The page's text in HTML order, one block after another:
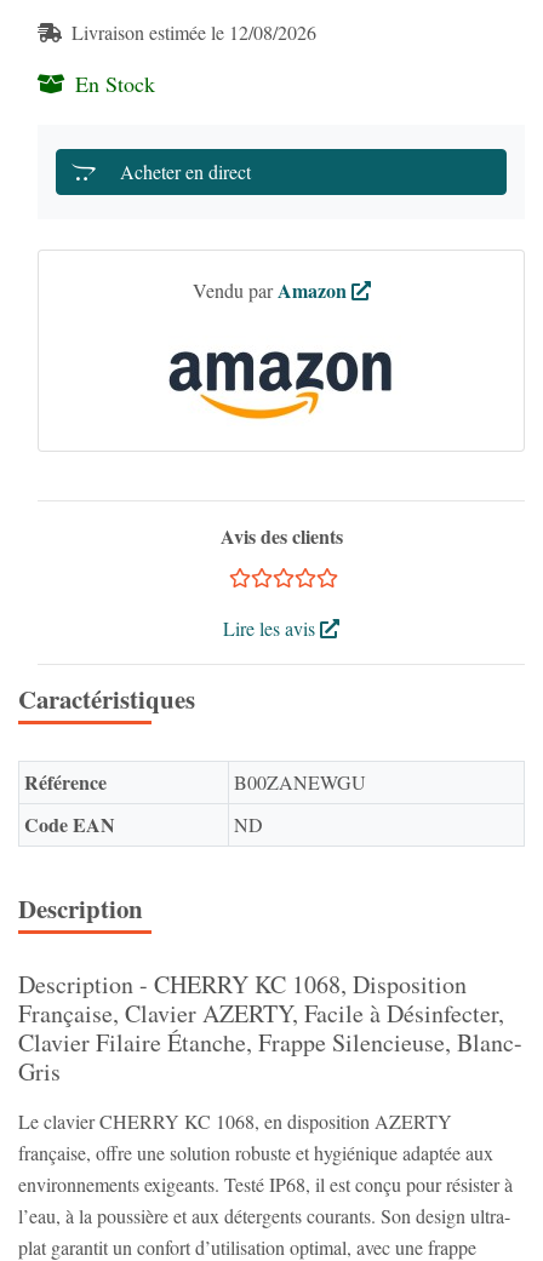
Livraison estimée le 12/08/2026
En Stock
Acheter en direct
Vendu parAmazon
Avis des clients
Lire les avis
Caractéristiques
Référence B00ZANEWGU
Code EAN ND
Description
Description - CHERRY KC 1068, Disposition
Française, Clavier AZERTY, Facile à Désinfecter,
Clavier Filaire Étanche, Frappe Silencieuse, Blanc-
Gris
Le clavier CHERRY KC 1068, en disposition AZERTY
française, offre une solution robuste et hygiénique adaptée aux
environnements exigeants. Testé IP68, il est conçu pour résister à
l’eau, à la poussière et aux détergents courants. Son design ultra-
plat garantit un confort d’utilisation optimal, avec une frappe